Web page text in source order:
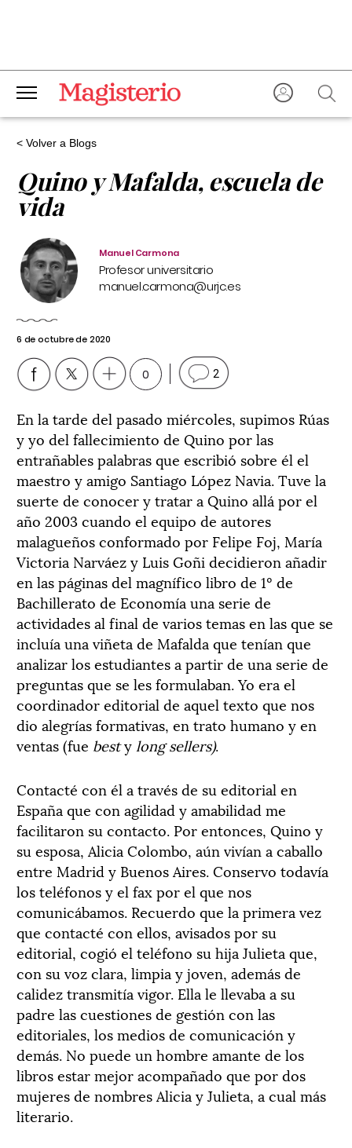
< Volver a Blogs
Quino y Mafalda, escuela de
vida
Manuel Carmona
Profesor universitario
manuel.carmona@urjc.es
6 de octubre de 2020
0 2
En la tarde del pasado miércoles, supimos Rúas
y yo del fallecimiento de Quino por las
entrañables palabras que escribió sobre él el
maestro y amigo Santiago López Navia. Tuve la
suerte de conocer y tratar a Quino allá por el
año 2003 cuando el equipo de autores
malagueños conformado por Felipe Foj, María
Victoria Narváez y Luis Goñi decidieron añadir
en las páginas del magnífico libro de 1º de
Bachillerato de Economía una serie de
actividades al final de varios temas en las que se
incluía una viñeta de Mafalda que tenían que
analizar los estudiantes a partir de una serie de
preguntas que se les formulaban. Yo era el
coordinador editorial de aquel texto que nos
dio alegrías formativas, en trato humano y en
ventas (fue besty long sellers).
Contacté con él a través de su editorial en
España que con agilidad y amabilidad me
facilitaron su contacto. Por entonces, Quino y
su esposa, Alicia Colombo, aún vivían a caballo
entre Madrid y Buenos Aires. Conservo todavía
los teléfonos y el fax por el que nos
comunicábamos. Recuerdo que la primera vez
que contacté con ellos, avisados por su
editorial, cogió el teléfono su hija Julieta que,
con su voz clara, limpia y joven, además de
calidez transmitía vigor. Ella le llevaba a su
padre las cuestiones de gestión con las
editoriales, los medios de comunicación y
demás. No puede un hombre amante de los
libros estar mejor acompañado que por dos
mujeres de nombres Alicia y Julieta, a cual más
literario.